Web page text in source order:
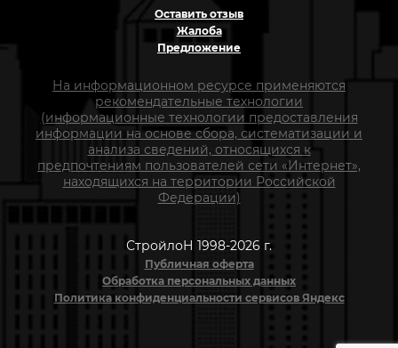
Оставить отзыв
Жалоба
Предложение
На информационном ресурсе применяются
рекомендательные технологии
(информационные технологии предоставления
информации на основе сбора, систематизации и
анализа сведений, относящихся к
предпочтениям пользователей сети «Интернет»,
находящихся на территории Российской
Федерации)
СтройлоН 1998-2026 г.
Публичная оферта
Обработка персональных данных
Политика конфиденциальности сервисов Яндекс